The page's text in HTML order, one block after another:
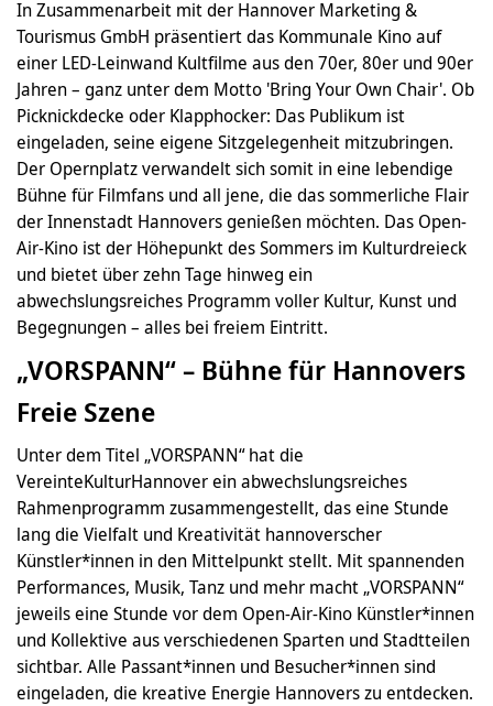
In Zusammenarbeit mit der Hannover Marketing &
Tourismus GmbH präsentiert das Kommunale Kino auf
einer LED-Leinwand Kultfilme aus den 70er, 80er und 90er
Jahren – ganz unter dem Motto 'Bring Your Own Chair'. Ob
Picknickdecke oder Klapphocker: Das Publikum ist
eingeladen, seine eigene Sitzgelegenheit mitzubringen.
Der Opernplatz verwandelt sich somit in eine lebendige
Bühne für Filmfans und all jene, die das sommerliche Flair
der Innenstadt Hannovers genießen möchten. Das Open-
Air-Kino ist der Höhepunkt des Sommers im Kulturdreieck
und bietet über zehn Tage hinweg ein
abwechslungsreiches Programm voller Kultur, Kunst und
Begegnungen – alles bei freiem Eintritt.
„VORSPANN“ – Bühne für Hannovers
Freie Szene
Unter dem Titel „VORSPANN“ hat die
VereinteKulturHannover ein abwechslungsreiches
Rahmenprogramm zusammengestellt, das eine Stunde
lang die Vielfalt und Kreativität hannoverscher
Künstler*innen in den Mittelpunkt stellt. Mit spannenden
Performances, Musik, Tanz und mehr macht „VORSPANN“
jeweils eine Stunde vor dem Open-Air-Kino Künstler*innen
und Kollektive aus verschiedenen Sparten und Stadtteilen
sichtbar. Alle Passant*innen und Besucher*innen sind
eingeladen, die kreative Energie Hannovers zu entdecken.